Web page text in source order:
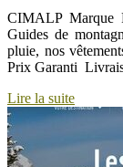
CIMALP Marque
Guides de
pluie, nos
Prix Garanti
Lire la suite